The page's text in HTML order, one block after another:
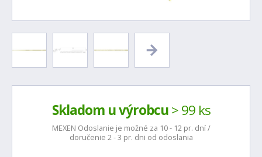
Skladom u výrobcu> 99 ks
MEXEN Odoslanie je možné za 10 - 12 pr. dní /
doručenie 2 - 3 pr. dni od odoslania